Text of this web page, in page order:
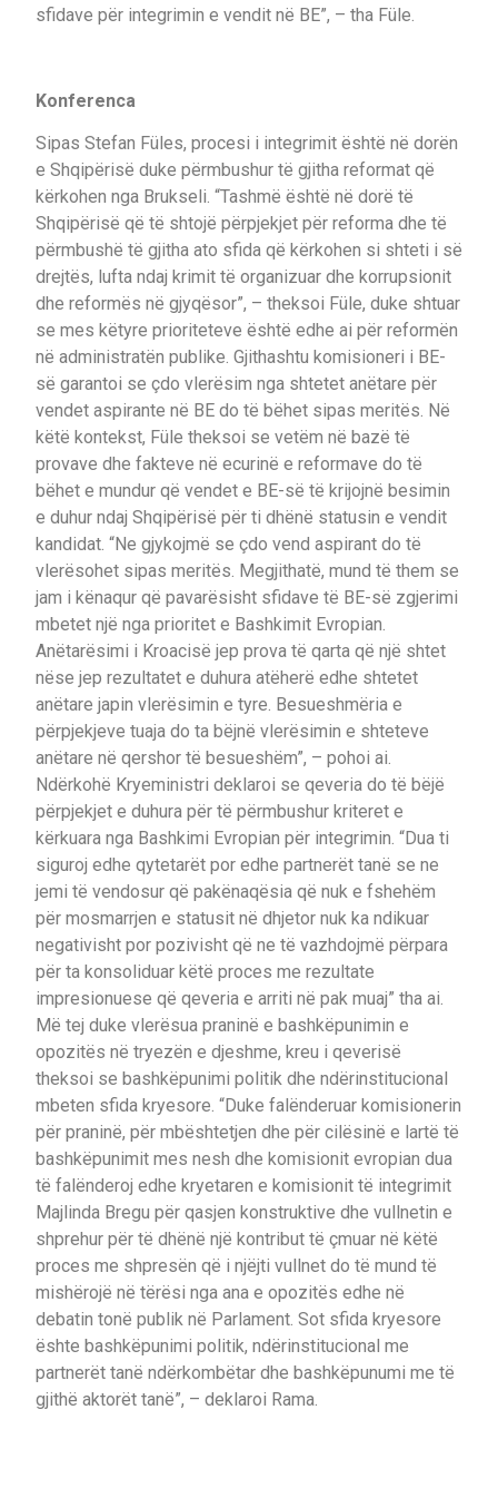
sfidave për integrimin e vendit në BE”, – tha Füle.
Konferenca
Sipas Stefan Füles, procesi i integrimit është në dorën
e Shqipërisë duke përmbushur të gjitha reformat që
kërkohen nga Brukseli. “Tashmë është në dorë të
Shqipërisë që të shtojë përpjekjet për reforma dhe të
përmbushë të gjitha ato sfida që kërkohen si shteti i së
drejtës, lufta ndaj krimit të organizuar dhe korrupsionit
dhe reformës në gjyqësor”, – theksoi Füle, duke shtuar
se mes këtyre prioriteteve është edhe ai për reformën
në administratën publike. Gjithashtu komisioneri i BE-
së garantoi se çdo vlerësim nga shtetet anëtare për
vendet aspirante në BE do të bëhet sipas meritës. Në
këtë kontekst, Füle theksoi se vetëm në bazë të
provave dhe fakteve në ecurinë e reformave do të
bëhet e mundur që vendet e BE-së të krijojnë besimin
e duhur ndaj Shqipërisë për ti dhënë statusin e vendit
kandidat. “Ne gjykojmë se çdo vend aspirant do të
vlerësohet sipas meritës. Megjithatë, mund të them se
jam i kënaqur që pavarësisht sfidave të BE-së zgjerimi
mbetet një nga prioritet e Bashkimit Evropian.
Anëtarësimi i Kroacisë jep prova të qarta që një shtet
nëse jep rezultatet e duhura atëherë edhe shtetet
anëtare japin vlerësimin e tyre. Besueshmëria e
përpjekjeve tuaja do ta bëjnë vlerësimin e shteteve
anëtare në qershor të besueshëm”, – pohoi ai.
Ndërkohë Kryeministri deklaroi se qeveria do të bëjë
përpjekjet e duhura për të përmbushur kriteret e
kërkuara nga Bashkimi Evropian për integrimin. “Dua ti
siguroj edhe qytetarët por edhe partnerët tanë se ne
jemi të vendosur që pakënaqësia që nuk e fshehëm
për mosmarrjen e statusit në dhjetor nuk ka ndikuar
negativisht por pozivisht që ne të vazhdojmë përpara
për ta konsoliduar këtë proces me rezultate
impresionuese që qeveria e arriti në pak muaj” tha ai.
Më tej duke vlerësua praninë e bashkëpunimin e
opozitës në tryezën e djeshme, kreu i qeverisë
theksoi se bashkëpunimi politik dhe ndërinstitucional
mbeten sfida kryesore. “Duke falënderuar komisionerin
për praninë, për mbështetjen dhe për cilësinë e lartë të
bashkëpunimit mes nesh dhe komisionit evropian dua
të falënderoj edhe kryetaren e komisionit të integrimit
Majlinda Bregu për qasjen konstruktive dhe vullnetin e
shprehur për të dhënë një kontribut të çmuar në këtë
proces me shpresën që i njëjti vullnet do të mund të
mishërojë në tërësi nga ana e opozitës edhe në
debatin tonë publik në Parlament. Sot sfida kryesore
ështe bashkëpunimi politik, ndërinstitucional me
partnerët tanë ndërkombëtar dhe bashkëpunumi me të
gjithë aktorët tanë”, – deklaroi Rama.